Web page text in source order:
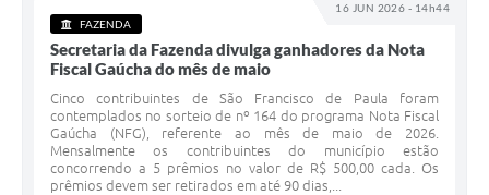
16 JUN 2026 - 14h44
FAZENDA
Secretaria da Fazenda divulga ganhadores da Nota
Fiscal Gaúcha do mês de maio
Cinco contribuintes de São Francisco de Paula foram
contemplados no sorteio de nº 164 do programa Nota Fiscal
Gaúcha (NFG), referente ao mês de maio de 2026.
Mensalmente os contribuintes do município estão
concorrendo a 5 prêmios no valor de R$ 500,00 cada. Os
prêmios devem ser retirados em até 90 dias,...